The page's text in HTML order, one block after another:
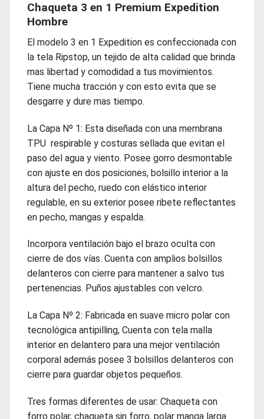
Chaqueta 3 en 1 Premium Expedition
Hombre
El modelo 3 en 1 Expedition es confeccionada con
la tela Ripstop, un tejido de alta calidad que brinda
mas libertad y comodidad a tus movimientos.
Tiene mucha tracción y con esto evita que se
desgarre y dure mas tiempo.
La Capa Nº 1: Esta diseñada con una membrana
TPU respirable y costuras sellada que evitan el
paso del agua y viento. Posee gorro desmontable
con ajuste en dos posiciones, bolsillo interior a la
altura del pecho, ruedo con elástico interior
regulable, en su exterior posee ribete reflectantes
en pecho, mangas y espalda.
Incorpora ventilación bajo el brazo oculta con
cierre de dos vías. Cuenta con amplios bolsillos
delanteros con cierre para mantener a salvo tus
pertenencias. Puños ajustables con velcro.
La Capa Nº 2: Fabricada en suave micro polar con
tecnológica antipilling, Cuenta con tela malla
interior en delantero para una mejor ventilación
corporal además posee 3 bolsillos delanteros con
cierre para guardar objetos pequeños.
Tres formas diferentes de usar: Chaqueta con
forro polar, chaqueta sin forro, polar manga larga.